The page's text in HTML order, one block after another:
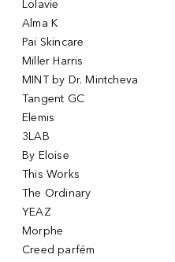
Lolavie
Alma K
Pai Skincare
Miller Harris
MINT by Dr. Mintcheva
Tangent GC
Elemis
3LAB
By Eloise
This Works
The Ordinary
YEAZ
Morphe
Creed parfém